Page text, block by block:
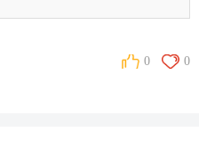
0 0